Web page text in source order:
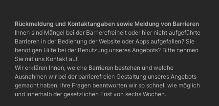
Rückmeldung und Kontaktangaben sowie Meldung von Barrieren
Ihnen sind Mängel bei der Barrierefreiheit oder hier nicht aufgeführte
Barrieren in der Bedienung der Website oder Apps aufgefallen? Sie
benötigen Hilfe bei der Benutzung unseres Angebots? Bitte nehmen
Sie mit uns Kontakt auf.
Wir erklären Ihnen, welche Barrieren bestehen und welche
Ausnahmen wir bei der barrierefreien Gestaltung unseres Angebots
gemacht haben. Ihre Fragen beantworten wir so schnell wie möglich
und innerhalb der gesetzlichen Frist von sechs Wochen.